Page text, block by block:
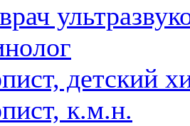
детский
к.м.н.